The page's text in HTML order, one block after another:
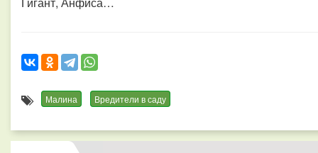
Малина Вредители в саду